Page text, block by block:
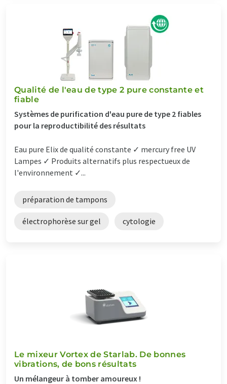
Qualité de l'eau de type 2 pure constante et
fiable
Systèmes de purification d'eau pure de type 2 fiables
pour la reproductibilité des résultats
Eau pure Elix de qualité constante ✓ mercury free UV
Lampes ✓ Produits alternatifs plus respectueux de
l'environnement ✓...
préparation de tampons
électrophorèse sur gel cytologie
Le mixeur Vortex de Starlab. De bonnes
vibrations, de bons résultats
Un mélangeur à tomber amoureux !